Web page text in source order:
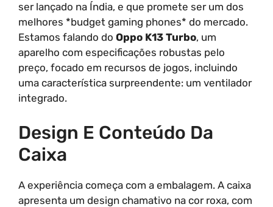
ser lançado na Índia, e que promete ser um dos
melhores *budget gaming phones* do mercado.
Estamos falando do Oppo K13 Turbo, um
aparelho com especificações robustas pelo
preço, focado em recursos de jogos, incluindo
uma característica surpreendente: um ventilador
integrado.
Design E Conteúdo Da
Caixa
A experiência começa com a embalagem. A caixa
apresenta um design chamativo na cor roxa, com